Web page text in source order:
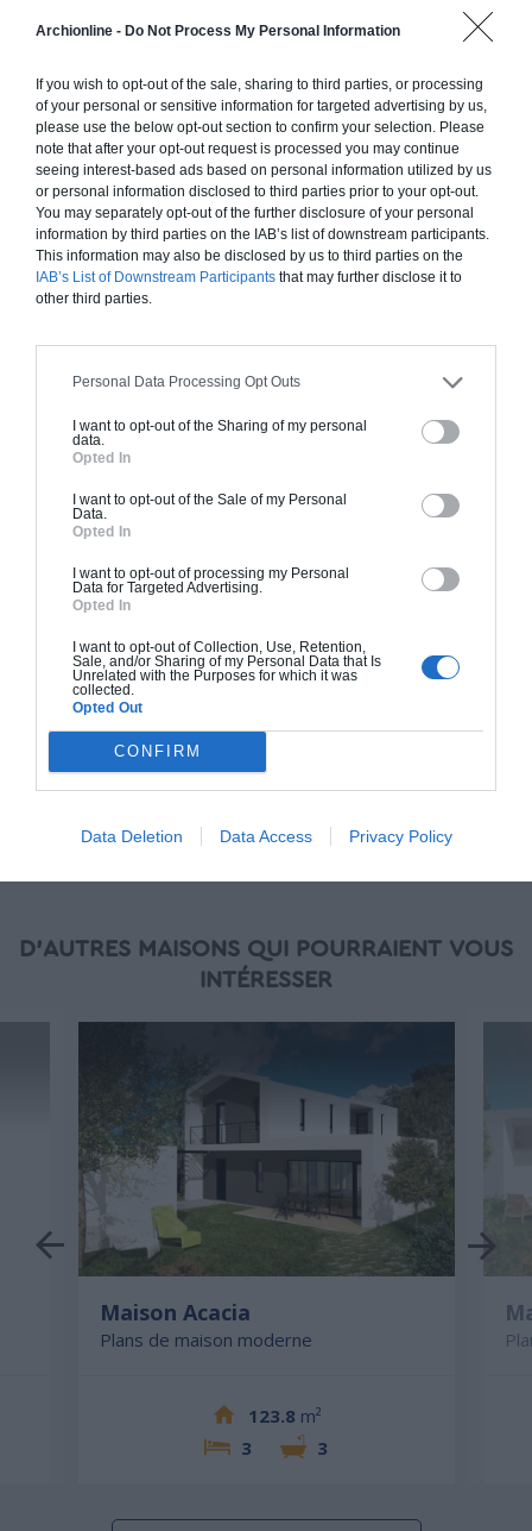
Archionline - Do Not Process My Personal Information
If you wish to opt-out of the sale, sharing to third parties, or processing
of your personal or sensitive information for targeted advertising by us,
please use the below opt-out section to confirm your selection. Please
note that after your opt-out request is processed you may continue
seeing interest-based ads based on personal information utilized by us
or personal information disclosed to third parties prior to your opt-out.
You may separately opt-out of the further disclosure of your personal
information by third parties on the IAB’s list of downstream participants.
This information may also be disclosed by us to third parties on the
IAB’s List of Downstream Participants that may further disclose it to
other third parties.
Personal Data Processing Opt Outs
I want to opt-out of the Sharing of my personal
data.
Opted In
I want to opt-out of the Sale of my Personal
Data.
Opted In
I want to opt-out of processing my Personal
Data for Targeted Advertising.
Opted In
I want to opt-out of Collection, Use, Retention,
Sale, and/or Sharing of my Personal Data that Is
Unrelated with the Purposes for which it was
collected.
Opted Out
CONFIRM
Data Deletion Data Access Privacy Policy
standards. Construction en ossature bois isolé.
Finitions haut de gamme. Le prix "clé en main"
inclut le gros oeuvre et le second oeuvre (cuisine,
peinture, sols...), mais exclut piscine, jardin et
clôture.
À partir de
164 000€ TTC
Chiffrage estimatif pour : Fondations et normes
standards. Construction en bloc coffrant isolant
(RT 2020). Finitions haut de gamme. Le prix "clé
en main" inclut le gros oeuvre et le second
piscine, jardin et clôture.
À partir de
191 000€ TTC
Je la veux !
D'AUTRES MAISONS QUI POURRAIENT VOUS
INTÉRESSER
Maison Acacia
Plans de maison moderne
123.8 m²
3
3